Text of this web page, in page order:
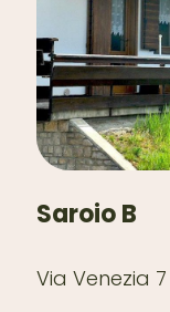
Saroio B
Via Venezia